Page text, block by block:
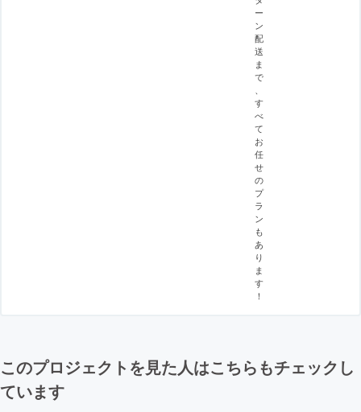
ー
ン
配
送
ま
で
、
す
べ
て
お
任
せ
の
プ
ラ
ン
も
あ
り
ま
す
！
このプロジェクトを見た人はこちらもチェックし
ています